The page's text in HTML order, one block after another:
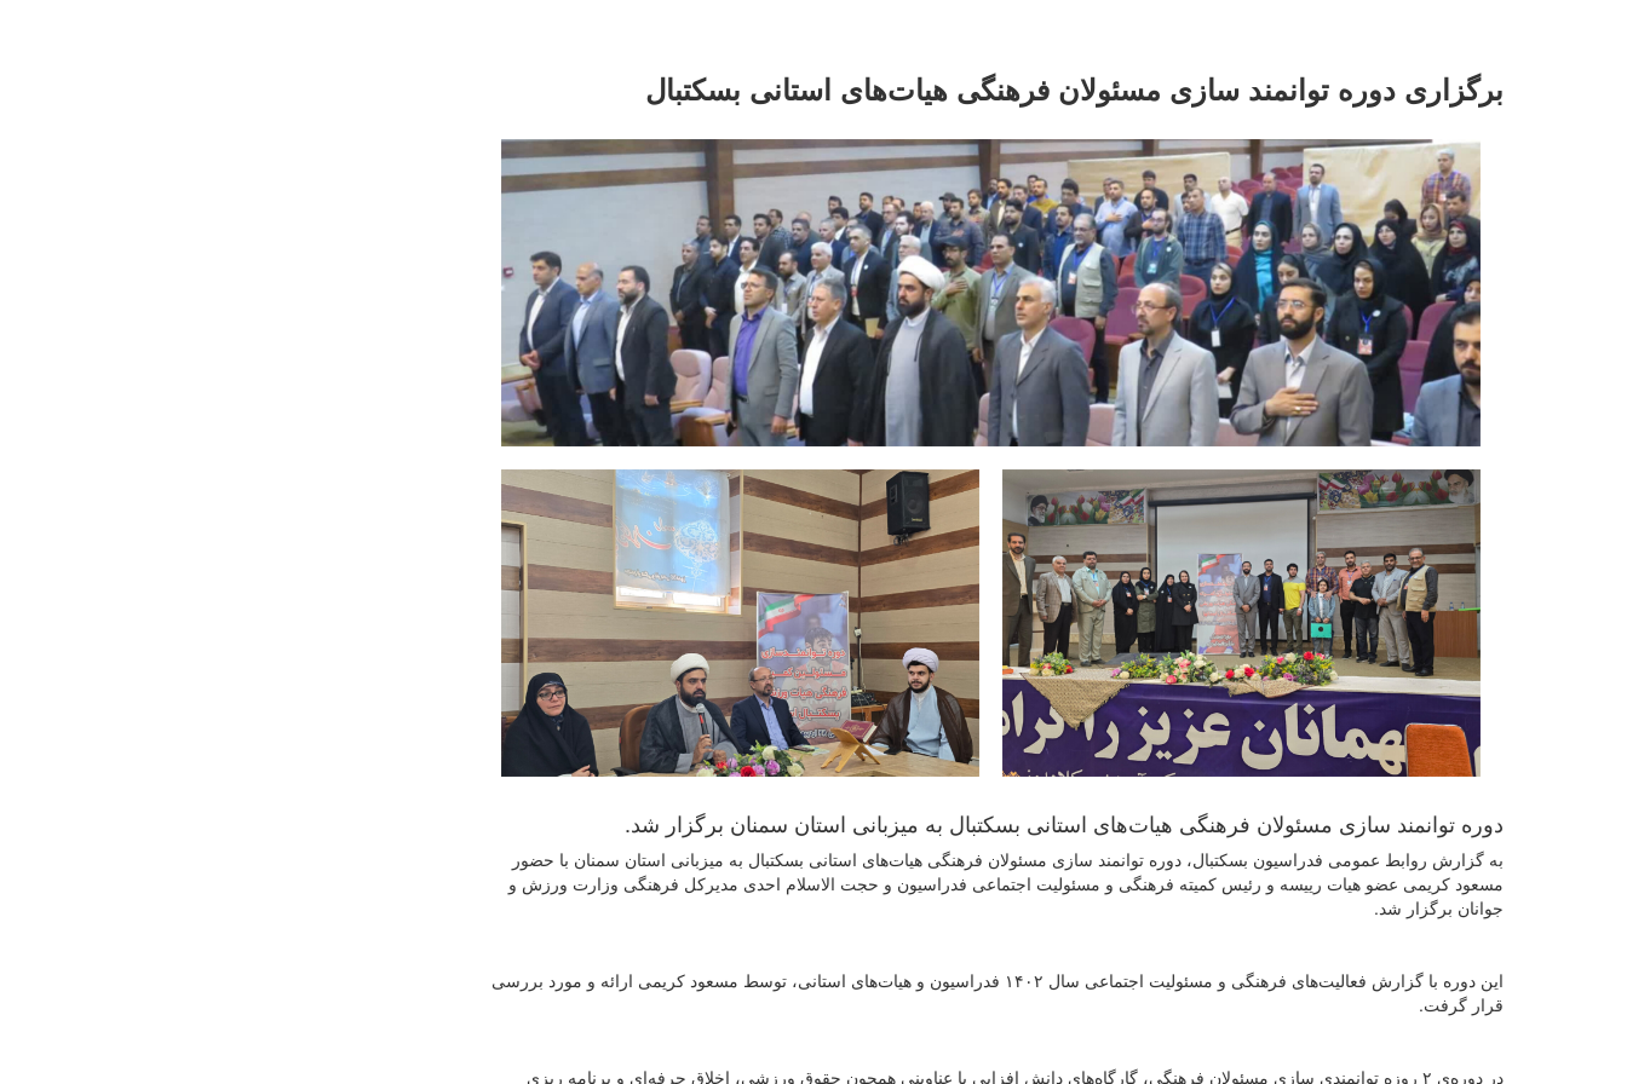
برگزاری دوره توانمند سازی مسئولان فرهنگی هیات‌های استانی بسکتبال
دوره توانمند سازی مسئولان فرهنگی هیات‌های استانی بسکتبال به میزبانی استان سمنان برگزار شد.
به گزارش روابط عمومی فدراسیون بسکتبال، دوره توانمند سازی مسئولان فرهنگی هیات‌های استانی بسکتبال به میزبانی استان سمنان با حضور
مسعود کریمی عضو هیات رییسه و رئیس کمیته فرهنگی و مسئولیت اجتماعی فدراسیون و حجت الاسلام احدی مدیرکل فرهنگی وزارت ورزش و
جوانان برگزار شد.
این دوره با گزارش فعالیت‌های فرهنگی و مسئولیت اجتماعی سال ۱۴۰۲ فدراسیون و هیات‌های استانی، توسط مسعود کریمی ارائه و مورد بررسی
قرار گرفت.
در دوره‌ی ۲ روزه توانمندی سازی مسئولان فرهنگی، گارگاه‌های دانش افزایی با عناوینی همچون حقوق ورزشی، اخلاق حرفه‌ای و برنامه ریزی